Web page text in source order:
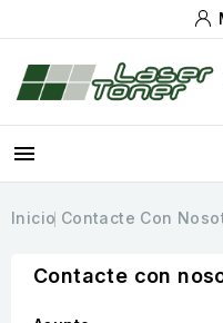

Inicio Contacte Con
Contacte con